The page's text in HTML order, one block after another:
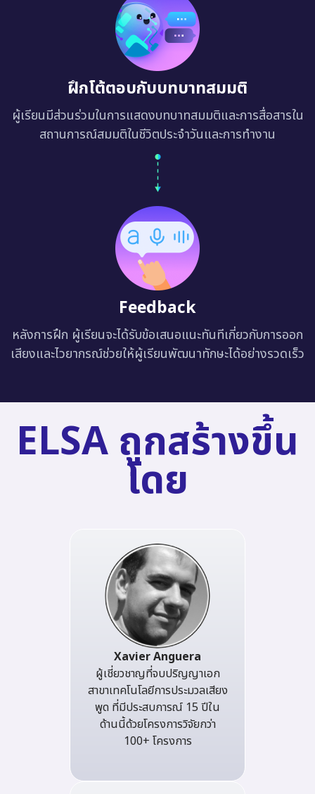
ฝึกโต้ตอบกับบทบาทสมมติ
ผู้เรียนมีส่วนร่วมในการแสดงบทบาทสมมติและการสื่อสารใน
สถานการณ์สมมติในชีวิตประจำวันและการทำงาน
Feedback
หลังการฝึก ผู้เรียนจะได้รับข้อเสนอแนะทันทีเกี่ยวกับการออก
เสียงและไวยากรณ์ช่วยให้ผู้เรียนพัฒนาทักษะได้อย่างรวดเร็ว
ELSA ถูกสร้างขึ้น
โดย
Xavier Anguera
ผู้เชี่ยวชาญที่จบปริญญาเอก
สาขาเทคโนโลยีการประมวลเสียง
พูด ที่มีประสบการณ์ 15 ปีใน
ด้านนี้ด้วยโครงการวิจัยกว่า
100+ โครงการ